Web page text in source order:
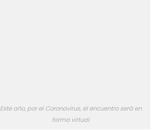
Este año, por el Coronavirus, el encuentro será en
forma virtual.